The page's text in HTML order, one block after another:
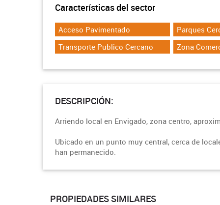
Características del sector
Acceso Pavimentado
Parques
Transporte Publico Cercano
Zona
DESCRIPCIÓN:
Arriendo local en Envigado, zona centro,
Ubicado en un punto muy central, cerca de
han permanecido.
PROPIEDADES SIMILARES